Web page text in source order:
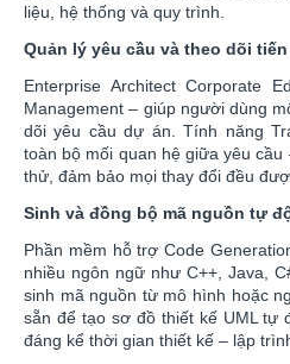
liệu, hệ thống và quy trình.
Quản lý yêu cầu và theo dõi
Enterprise Architect Corporate
Management – giúp người dùng
dõi yêu cầu dự án. Tính năng
toàn bộ mối quan hệ giữa yêu
thử, đảm bảo mọi thay đổi đều
Sinh và đồng bộ mã nguồn tự
Phần mềm hỗ trợ Code
nhiều ngôn ngữ như C++, Java,
sinh mã nguồn từ mô hình hoặc
sẵn để tạo sơ đồ thiết kế UML tự
đáng kể thời gian thiết kế – lập